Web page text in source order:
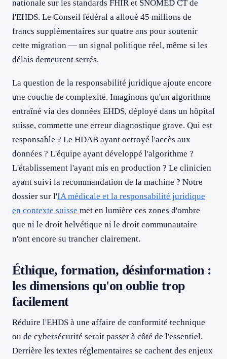
nationale sur les standards FHIR et SNOMED CT de
l'EHDS. Le Conseil fédéral a alloué 45 millions de
francs supplémentaires sur quatre ans pour soutenir
cette migration — un signal politique réel, même si les
délais demeurent serrés.
La question de la responsabilité juridique ajoute encore
une couche de complexité. Imaginons qu'un algorithme
entraîné via des données EHDS, déployé dans un hôpital
suisse, commette une erreur diagnostique grave. Qui est
responsable ? Le HDAB ayant octroyé l'accès aux
données ? L'équipe ayant développé l'algorithme ?
L'établissement l'ayant mis en production ? Le clinicien
ayant suivi la recommandation de la machine ? Notre
dossier sur l'IA médicale et la responsabilité juridique
en contexte suisse met en lumière ces zones d'ombre
que ni le droit helvétique ni le droit communautaire
n'ont encore su trancher clairement.
Éthique, formation, désinformation :
les dimensions qu'on oublie trop
facilement
Réduire l'EHDS à une affaire de conformité technique
ou de cybersécurité serait passer à côté de l'essentiel.
Derrière les textes réglementaires se cachent des enjeux